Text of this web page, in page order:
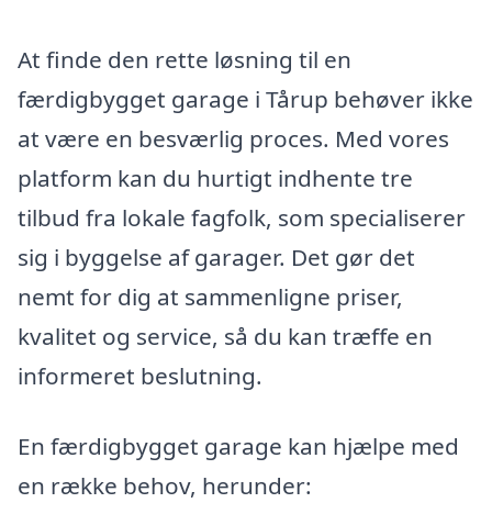
At finde den rette løsning til en
færdigbygget garage i Tårup behøver ikke
at være en besværlig proces. Med vores
platform kan du hurtigt indhente tre
tilbud fra lokale fagfolk, som specialiserer
sig i byggelse af garager. Det gør det
nemt for dig at sammenligne priser,
kvalitet og service, så du kan træffe en
informeret beslutning.
En færdigbygget garage kan hjælpe med
en række behov, herunder: